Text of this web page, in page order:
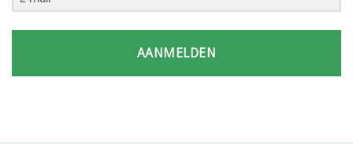
AANMELDEN